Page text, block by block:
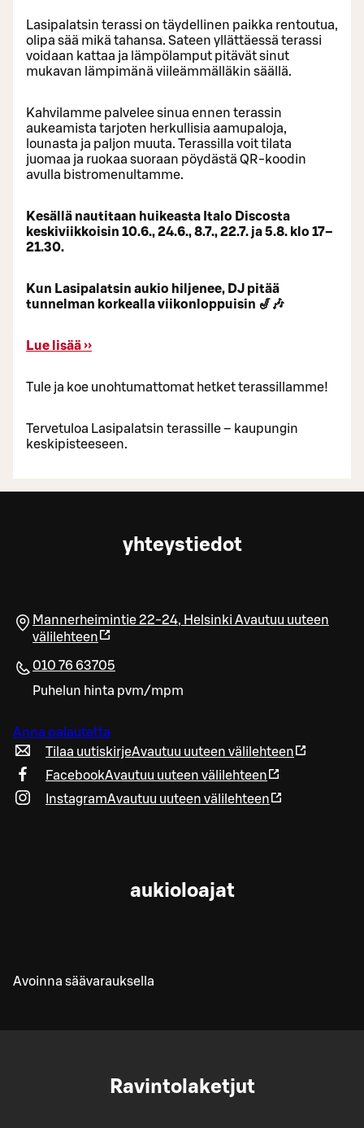
Lasipalatsin terassi on täydellinen paikka rentoutua,
olipa sää mikä tahansa. Sateen yllättäessä terassi
voidaan kattaa ja lämpölamput pitävät sinut
mukavan lämpimänä viileämmälläkin säällä.
Kahvilamme palvelee sinua ennen terassin
aukeamista tarjoten herkullisia aamupaloja,
lounasta ja paljon muuta. Terassilla voit tilata
juomaa ja ruokaa suoraan pöydästä QR-koodin
avulla bistromenultamme.
Kesällä nautitaan huikeasta Italo Discosta
keskiviikkoisin 10.6., 24.6., 8.7., 22.7. ja 5.8. klo 17–
21.30.
Kun Lasipalatsin aukio hiljenee, DJ pitää
tunnelman korkealla viikonloppuisin 🎷🎶
Lue lisää ››
Tule ja koe unohtumattomat hetket terassillamme!
Tervetuloa Lasipalatsin terassille – kaupungin
keskipisteeseen.
yhteystiedot
Mannerheimintie 22-24, Helsinki Avautuu uuteen
välilehteen
010 76 63705
Puhelun hinta pvm/mpm
Anna palautetta
Tilaa uutiskirjeAvautuu uuteen välilehteen
FacebookAvautuu uuteen välilehteen
InstagramAvautuu uuteen välilehteen
aukioloajat
Avoinna säävarauksella
Ravintolaketjut